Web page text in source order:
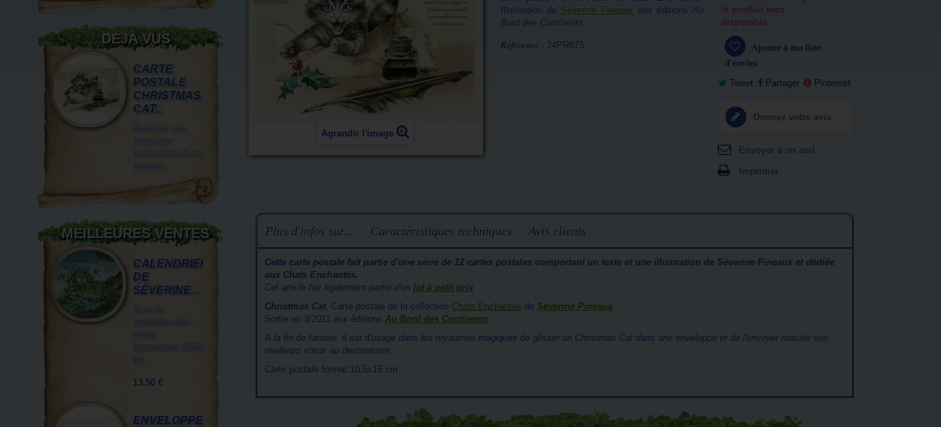
Agrandir l'image
Illustration de Séverine Pineaux aux éditions Au
Bord des Continents.
Référence : 24PR873
le produit sera
disponible
Ajouter à ma liste
d'envies
Tweet
Partager Pinterest
Donnez votre avis
Envoyer à un ami
Imprimer
Plus d'infos sur... Caractéristiques techniques Avis clients
Cette carte postale fait partie d'une série de 12 cartes postales comportant un texte et une illustration de Séverine Pineaux et dédiée
aux Chats Enchantés.
Cet article fait également partie d'un lot à petit prix.
Christmas Cat, Carte postale de la collection Chats Enchantés de Séverine Pineaux
Sortie en 3/2011 aux éditions Au Bord des Continents
A la fin de l'année, il est d'usage dans les royaumes magiques de glisser un Christmas Cat dans une enveloppe et de l'envoyer miauler vos
meilleurs vœux au destinataire...
Carte postale format 10,5x15 cm.
DÉJÀ VUS
CARTE
POSTALE
CHRISTMAS
CAT...
Envoyez vos
vœux par
l'entremise de ce
chaton...
MEILLEURES VENTES
CALENDRIER
DE
SÉVERINE...
Avec le
calendrier des
chats
légendaires 2026
de...
13,50 €
ENVELOPPE